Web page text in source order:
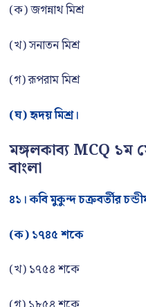
(ক) জগন্নাথ মিশ্র
(খ) সনাতন মিশ্র
(গ) রূপরাম মিশ্র
(ঘ) হৃদয় মিশ্র।
মঙ্গলকাব্য MCQ ১ম
বাংলা
৪১। কবি মুকুন্দ চক্রবর্তীর
(ক) ১৭৪৫ শকে
(খ) ১৭৫৪ শকে